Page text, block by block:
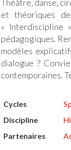
Théâtre, danse,
et théoriques
« Interdiscipline
pédagogiques.
modèles
dialogue ?
contemporaines.
Cycles
Discipline
Partenaires